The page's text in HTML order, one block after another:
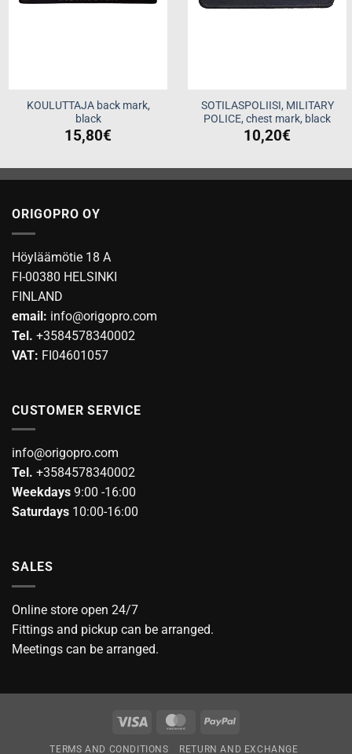
KOULUTTAJA back mark,
black
15,80€
SOTILASPOLIISI, MILITARY
POLICE, chest mark, black
10,20€
ORIGOPRO OY
Höyläämötie 18 A
FI-00380 HELSINKI
FINLAND
email: info@origopro.com
Tel. +3584578340002
VAT: FI04601057
CUSTOMER SERVICE
info@origopro.com
Tel. +3584578340002
Weekdays 9:00 -16:00
Saturdays 10:00-16:00
SALES
Online store open 24/7
Fittings and pickup can be arranged.
Meetings can be arranged.
Visa MasterCardPayPal
TERMS AND CONDITIONS RETURN AND EXCHANGE